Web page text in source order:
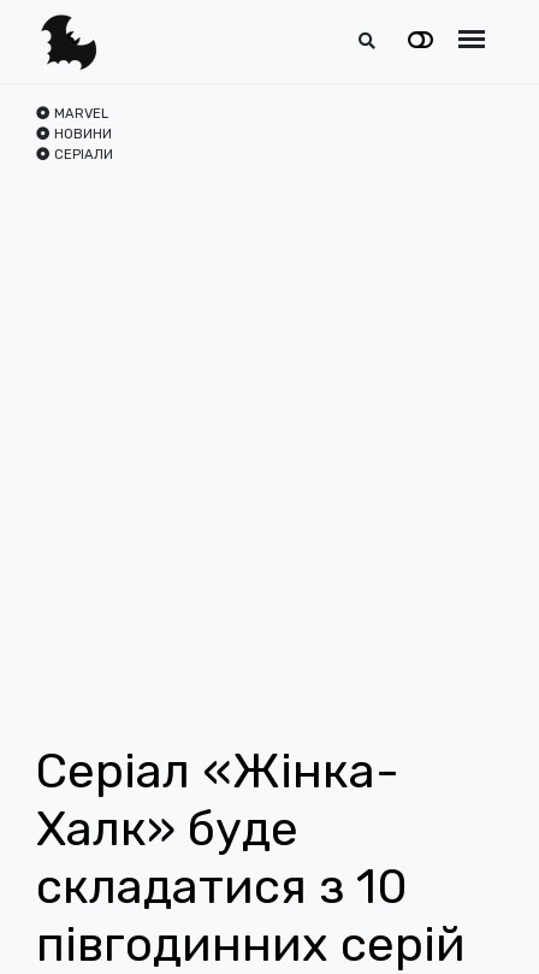
MARVEL
НОВИНИ
СЕРІАЛИ
Серіал «Жінка-
Халк» буде
складатися з 10
півгодинних серій